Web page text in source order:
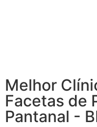
Melhor
Facetas de
Pantanal -